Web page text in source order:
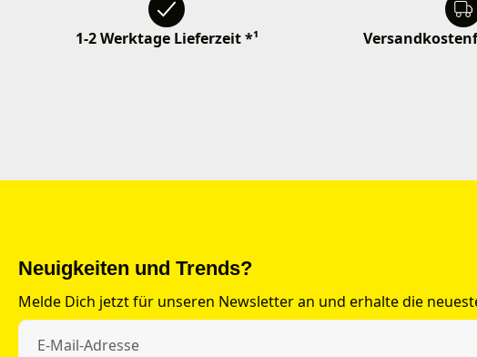
1-2 Werktage Lieferzeit *¹
Neuigkeiten und Trends?
Melde Dich jetzt für unseren Newsletter an und erhalte die